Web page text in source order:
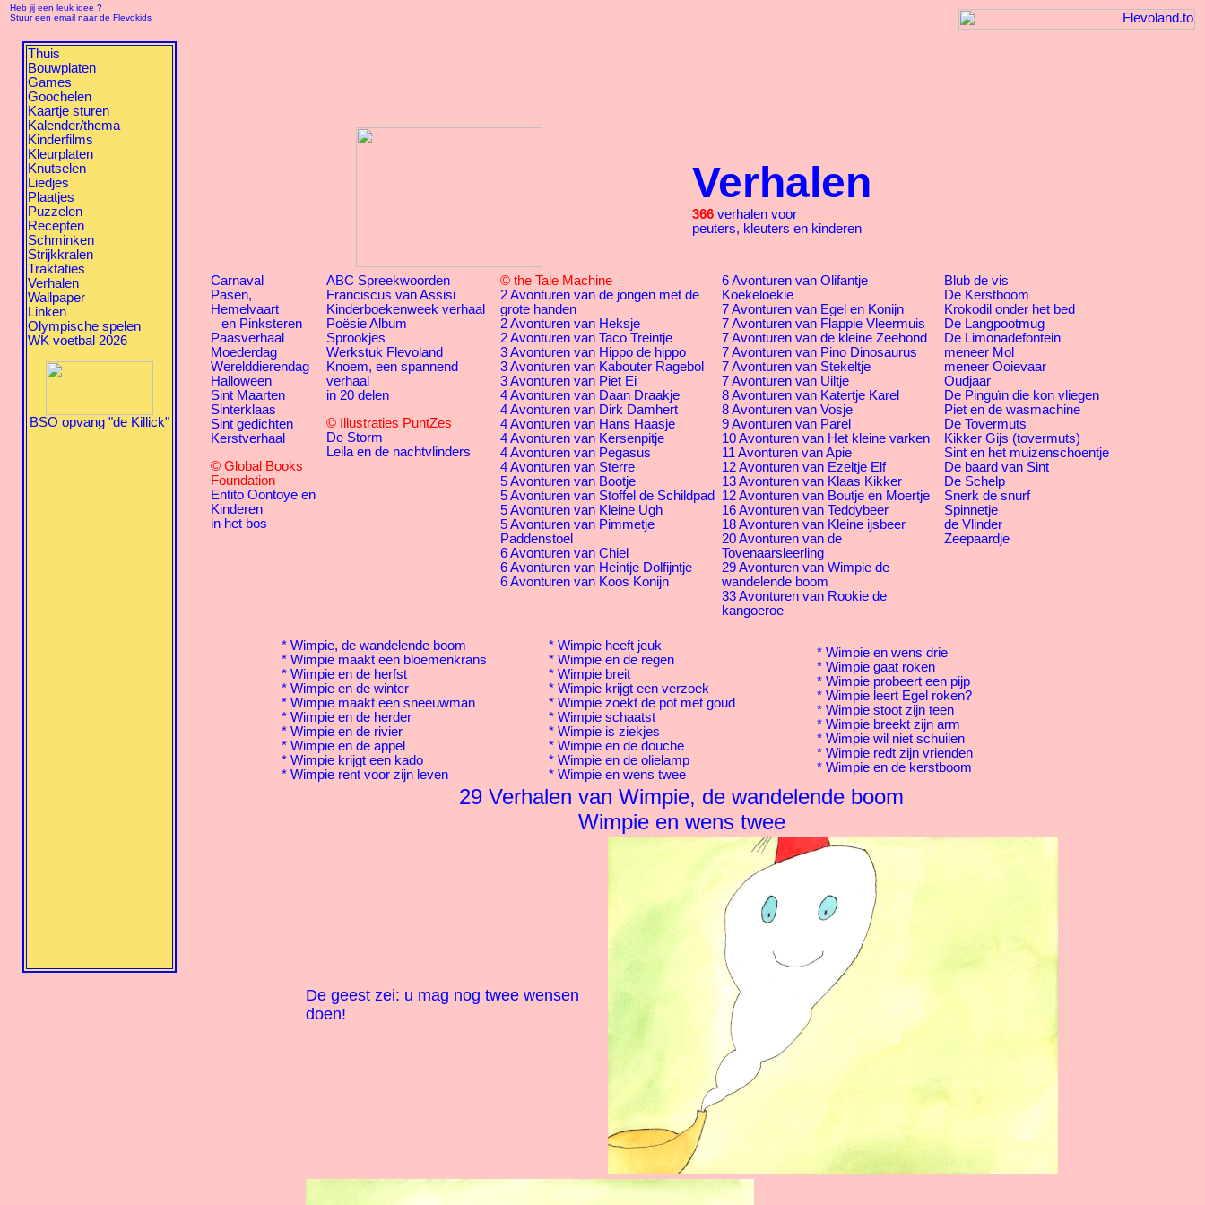
Heb jij een leuk idee ?
Stuur een email naar de Flevokids
Thuis
Bouwplaten
Games
Goochelen
Kaartje sturen
Kalender/thema
Kinderfilms
Kleurplaten
Knutselen
Liedjes
Plaatjes
Puzzelen
Recepten
Schminken
Strijkkralen
Traktaties
Verhalen
Wallpaper
Linken
Olympische spelen
WK voetbal 2026
BSO opvang "de Killick"
Verhalen
366 verhalen voor
peuters, kleuters en kinderen
Carnaval
Pasen,
Hemelvaart
en Pinksteren
Paasverhaal
Moederdag
Werelddierendag
Halloween
Sint Maarten
Sinterklaas
Sint gedichten
Kerstverhaal
© Global Books
Foundation
Entito Oontoye en
Kinderen
in het bos
ABC Spreekwoorden
Franciscus van Assisi
Kinderboekenweek verhaal
Poësie Album
Sprookjes
Werkstuk Flevoland
Knoem, een spannend
verhaal
in 20 delen
© Illustraties PuntZes
De Storm
Leila en de nachtvlinders
© the Tale Machine
2 Avonturen van de jongen met de
grote handen
2 Avonturen van Heksje
2 Avonturen van Taco Treintje
3 Avonturen van Hippo de hippo
3 Avonturen van Kabouter Ragebol
3 Avonturen van Piet Ei
4 Avonturen van Daan Draakje
4 Avonturen van Dirk Damhert
4 Avonturen van Hans Haasje
4 Avonturen van Kersenpitje
4 Avonturen van Pegasus
4 Avonturen van Sterre
5 Avonturen van Bootje
5 Avonturen van Stoffel de Schildpad
5 Avonturen van Kleine Ugh
5 Avonturen van Pimmetje
Paddenstoel
6 Avonturen van Chiel
6 Avonturen van Heintje Dolfijntje
6 Avonturen van Koos Konijn
6 Avonturen van Olifantje
Koekeloekie
7 Avonturen van Egel en Konijn
7 Avonturen van Flappie Vleermuis
7 Avonturen van de kleine Zeehond
7 Avonturen van Pino Dinosaurus
7 Avonturen van Stekeltje
7 Avonturen van Uiltje
8 Avonturen van Katertje Karel
8 Avonturen van Vosje
9 Avonturen van Parel
10 Avonturen van Het kleine varken
11 Avonturen van Apie
12 Avonturen van Ezeltje Elf
13 Avonturen van Klaas Kikker
12 Avonturen van Boutje en Moertje
16 Avonturen van Teddybeer
18 Avonturen van Kleine ijsbeer
20 Avonturen van de
Tovenaarsleerling
29 Avonturen van Wimpie de
wandelende boom
33 Avonturen van Rookie de
kangoeroe
Blub de vis
De Kerstboom
Krokodil onder het bed
De Langpootmug
De Limonadefontein
meneer Mol
meneer Ooievaar
Oudjaar
De Pinguïn die kon vliegen
Piet en de wasmachine
De Tovermuts
Kikker Gijs (tovermuts)
Sint en het muizenschoentje
De baard van Sint
De Schelp
Snerk de snurf
Spinnetje
de Vlinder
Zeepaardje
* Wimpie, de wandelende boom
* Wimpie maakt een bloemenkrans
* Wimpie en de herfst
* Wimpie en de winter
* Wimpie maakt een sneeuwman
* Wimpie en de herder
* Wimpie en de rivier
* Wimpie en de appel
* Wimpie krijgt een kado
* Wimpie rent voor zijn leven
* Wimpie heeft jeuk
* Wimpie en de regen
* Wimpie breit
* Wimpie krijgt een verzoek
* Wimpie zoekt de pot met goud
* Wimpie schaatst
* Wimpie is ziekjes
* Wimpie en de douche
* Wimpie en de olielamp
* Wimpie en wens twee
* Wimpie en wens drie
* Wimpie gaat roken
* Wimpie probeert een pijp
* Wimpie leert Egel roken?
* Wimpie stoot zijn teen
* Wimpie breekt zijn arm
* Wimpie wil niet schuilen
* Wimpie redt zijn vrienden
* Wimpie en de kerstboom
29 Verhalen van Wimpie, de wandelende boom
Wimpie en wens twee
De geest zei: u mag nog twee wensen
doen!